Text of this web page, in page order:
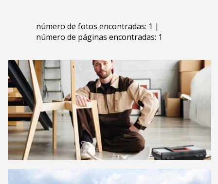
número de fotos encontradas: 1 |
número de páginas encontradas: 1